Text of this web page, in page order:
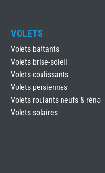
VOLETS
Volets battants
Volets brise-soleil
Volets coulissants
Volets persiennes
Volets roulants neufs & réno
Volets solaires